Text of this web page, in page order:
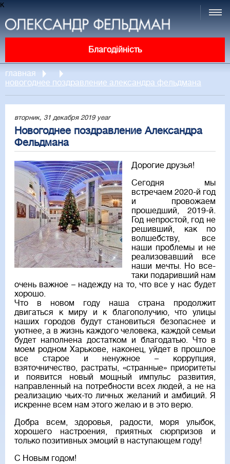
к
Благодійність
главная
новогоднее поздравление александра фельдмана
вторник, 31 декабря 2019 year
Новогоднее поздравление Александра
Фельдмана
Дорогие друзья!
Сегодня мы
встречаем 2020-й год
и провожаем
прошедший, 2019-й.
Год непростой, год не
решивший, как по
волшебству, все
наши проблемы и не
реализовавший все
наши мечты. Но все-
таки подаривший нам
очень важное – надежду на то, что все у нас будет
хорошо.
Что в новом году наша страна продолжит
двигаться к миру и к благополучию, что улицы
наших городов будут становиться безопаснее и
уютнее, а в жизнь каждого человека, каждой семьи
будет наполнена достатком и благодатью. Что в
моем родном Харькове, наконец, уйдет в прошлое
все старое и ненужное – коррупция,
взяточничество, растраты, «странные» приоритеты
и появится новый мощный импульс развития,
направленный на потребности всех людей, а не на
реализацию чьих-то личных желаний и амбиций. Я
искренне всем нам этого желаю и в это верю.
Добра всем, здоровья, радости, моря улыбок,
хорошего настроения, приятных сюрпризов и
только позитивных эмоций в наступающем году!
С Новым годом!